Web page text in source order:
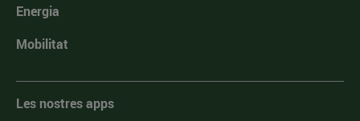
Energia
Mobilitat
Les nostres apps